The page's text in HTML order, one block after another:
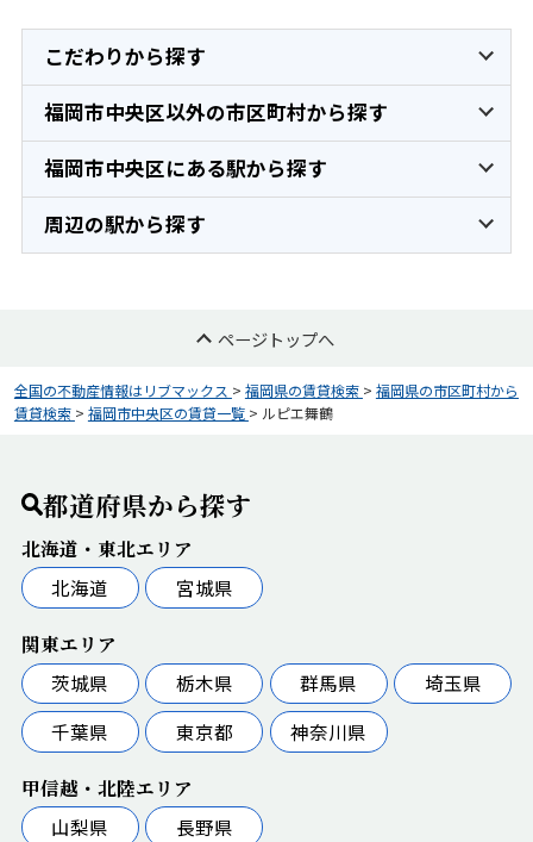
こだわりから探す
福岡市中央区以外の市区町村から探す
福岡市中央区にある駅から探す
周辺の駅から探す
ページトップへ
全国の不動産情報はリブマックス > 福岡県の賃貸検索 > 福岡県の市区町村から
賃貸検索 > 福岡市中央区の賃貸一覧 > ルピエ舞鶴
都道府県から探す
北海道・東北エリア
北海道
宮城県
関東エリア
茨城県
栃木県 群馬県
埼玉県
千葉県
東京都 神奈川県
甲信越・北陸エリア
山梨県
長野県